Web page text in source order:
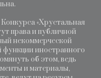
«Хрустальная
права и публичной
некоммерческой
иностранного
об этом, ведь
и материалы,